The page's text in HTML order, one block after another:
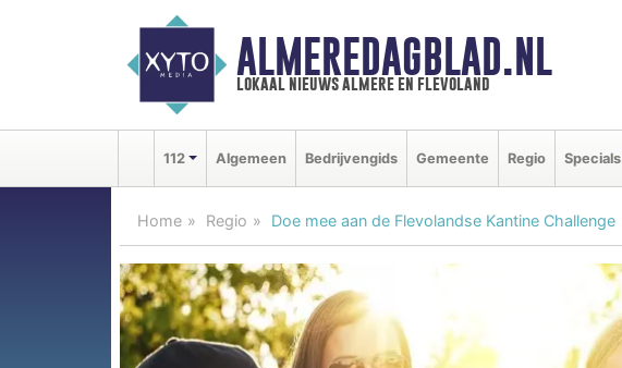
ALMEREDAGBLAD.NL
lokaal nieuws almere en flevoland
112 Algemeen Bedrijvengids Gemeente Regio Specials
Home Regio Doe mee aan de Flevolandse Kantine Challenge